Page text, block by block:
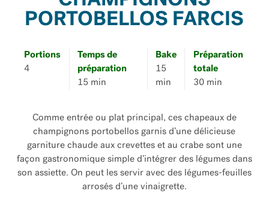
PORTOBELLOS FARCIS
Portions
4
Temps de
préparation
15 min
Bake
15
min
Préparation
totale
30 min
Comme entrée ou plat principal, ces chapeaux de
champignons portobellos garnis d’une délicieuse
garniture chaude aux crevettes et au crabe sont une
façon gastronomique simple d’intégrer des légumes dans
son assiette. On peut les servir avec des légumes-feuilles
arrosés d’une vinaigrette.